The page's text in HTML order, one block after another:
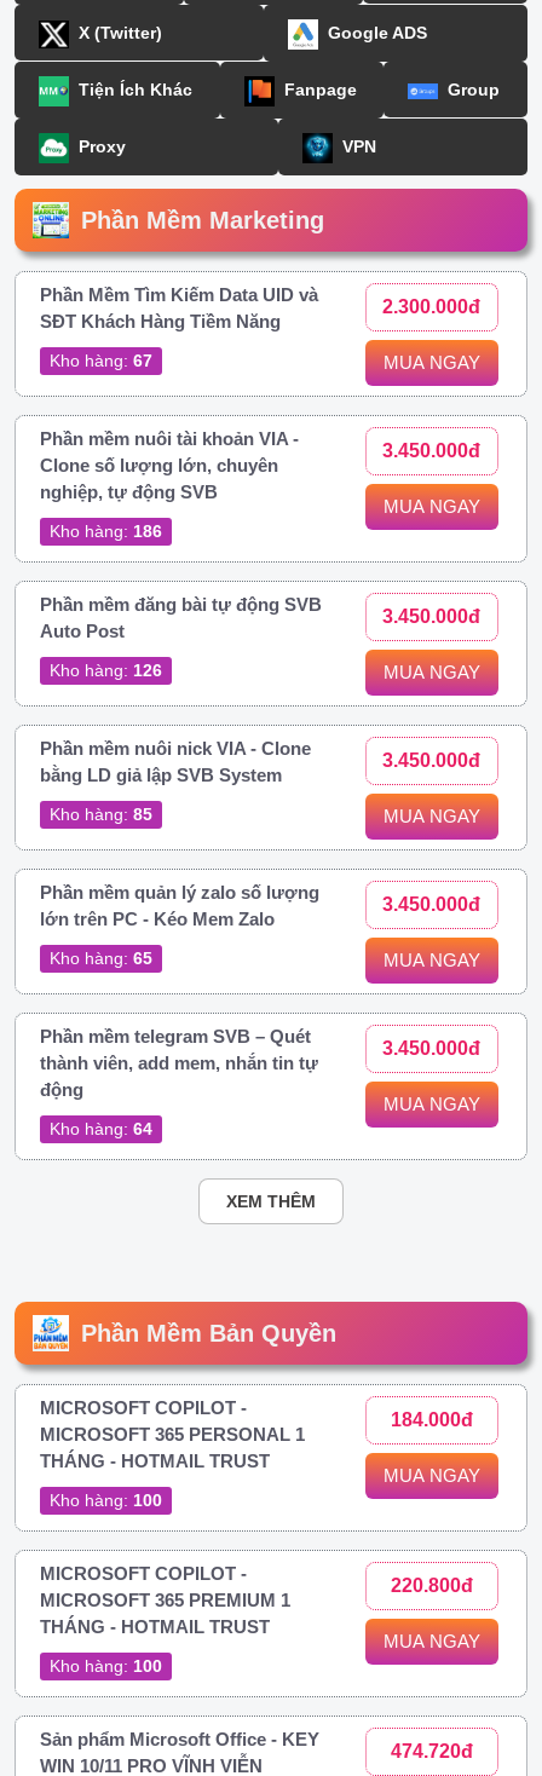
X (Twitter) Google ADS
Tiện Ích Khác Fanpage Group
Proxy VPN
Phần Mềm Marketing
Phần Mềm Tìm Kiếm Data UID và
SĐT Khách Hàng Tiềm Năng
Kho hàng: 67
2.300.000đ
MUA NGAY
Phần mềm nuôi tài khoản VIA -
Clone số lượng lớn, chuyên
nghiệp, tự động SVB
Kho hàng: 186
3.450.000đ
MUA NGAY
Phần mềm đăng bài tự động SVB
Auto Post
Kho hàng: 126
3.450.000đ
MUA NGAY
Phần mềm nuôi nick VIA - Clone
bằng LD giả lập SVB System
Kho hàng: 85
3.450.000đ
MUA NGAY
Phần mềm quản lý zalo số lượng
lớn trên PC - Kéo Mem Zalo
Kho hàng: 65
3.450.000đ
MUA NGAY
Phần mềm telegram SVB – Quét
thành viên, add mem, nhắn tin tự
động
Kho hàng: 64
3.450.000đ
MUA NGAY
XEM THÊM
Phần Mềm Bản Quyền
MICROSOFT COPILOT -
MICROSOFT 365 PERSONAL 1
THÁNG - HOTMAIL TRUST
Kho hàng: 100
184.000đ
MUA NGAY
MICROSOFT COPILOT -
MICROSOFT 365 PREMIUM 1
THÁNG - HOTMAIL TRUST
Kho hàng: 100
220.800đ
MUA NGAY
Sản phẩm Microsoft Office - KEY
WIN 10/11 PRO VĨNH VIỄN
474.720đ